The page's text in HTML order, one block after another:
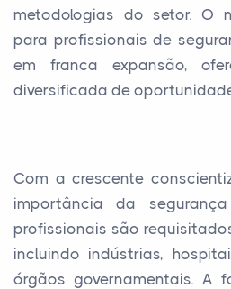
metodologias do setor. O
para profissionais de
em franca expansão,
diversificada de
Com a crescente
importância da
profissionais são
incluindo indústrias,
órgãos governamentais. A